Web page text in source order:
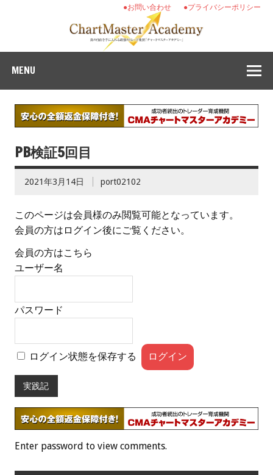
●プライバシーポリシー
●お問い合わせ
MENU
PB検証5回目
2021年3月14日 port02102
このページは会員様のみ閲覧可能となっています。
会員の方はログイン後にご覧ください。
会員の方はこちら
ユーザー名
パスワード
ログイン状態を保存する
実践記
Enter password to view comments.